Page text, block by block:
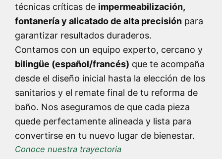
técnicas críticas de impermeabilización,
fontanería y alicatado de alta precisión para
garantizar resultados duraderos.
Contamos con un equipo experto, cercano y
bilingüe (español/francés) que te acompaña
desde el diseño inicial hasta la elección de los
sanitarios y el remate final de tu reforma de
baño. Nos aseguramos de que cada pieza
quede perfectamente alineada y lista para
convertirse en tu nuevo lugar de bienestar.
Conoce nuestra trayectoria